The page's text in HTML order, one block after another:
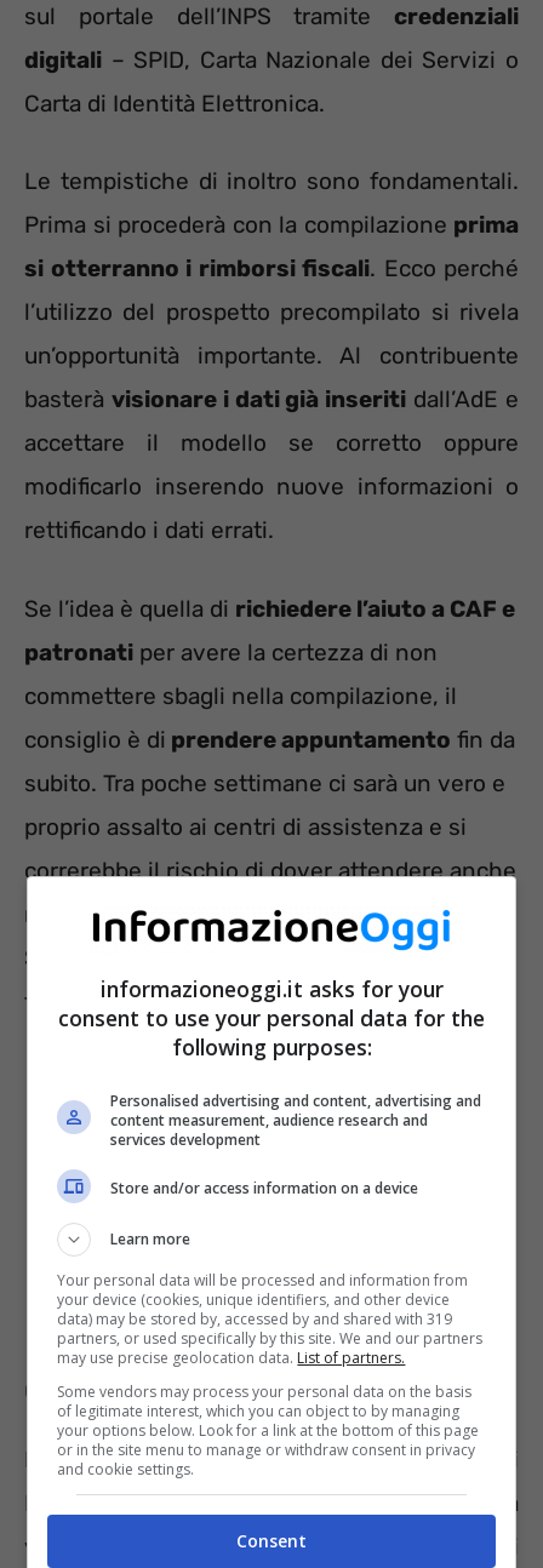
sul portale dell’INPS tramite credenziali
digitali – SPID, Carta Nazionale dei Servizi o
Carta di Identità Elettronica.
Le tempistiche di inoltro sono fondamentali.
Prima si procederà con la compilazione prima
si otterranno i rimborsi fiscali. Ecco perché
l’utilizzo del prospetto precompilato si rivela
un’opportunità importante. Al contribuente
basterà visionare i dati già inseriti dall’AdE e
accettare il modello se corretto oppure
modificarlo inserendo nuove informazioni o
rettificando i dati errati.
Se l’idea è quella di richiedere l’aiuto a CAF e
patronati per avere la certezza di non
commettere sbagli nella compilazione, il
consiglio è di prendere appuntamento fin da
subito. Tra poche settimane ci sarà un vero e
proprio assalto ai centri di assistenza e si
correrebbe il rischio di dover attendere anche
mesi prima dell’appuntamento.
Significherebbe ritardare i tempi dei rimborsi
fiscali.
Quando arrivano i rimborsi 730
I contribuenti inizieranno a ricevere i rimborsi
IRPEF o riguardanti la cedolare secca oppure a
vedersi trattenute le somme o le rate di
informazioneoggi.it asks for your
consent to use your personal data for the
following purposes:
Personalised advertising and content, advertising and
content measurement, audience research and
services development
Store and/or access information on a device
Learn more
Your personal data will be processed and information from
your device (cookies, unique identifiers, and other device
data) may be stored by, accessed by and shared with 319
partners, or used specifically by this site. We and our partners
may use precise geolocation data. List of partners.
Some vendors may process your personal data on the basis
of legitimate interest, which you can object to by managing
your options below. Look for a link at the bottom of this page
or in the site menu to manage or withdraw consent in privacy
and cookie settings.
Consent